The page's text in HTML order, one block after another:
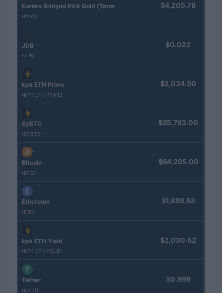
Eureka Bridged PAX Gold (Terra
(PAXG)
$4,205.78
JDB
(JDB)
$0.022
kpk ETH Prime
(KPK ETH PRIME)
$2,034.90
SyBTC
(SYBTC)
$85,763.00
Bitcoin
(BTC)
$64,295.00
Ethereum
(ETH)
$1,899.58
kpk ETH Yield
(KPK ETH YIELD)
$2,030.62
Tether
(USDT)
$0.999